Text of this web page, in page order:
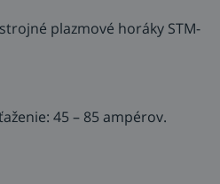
plazmové horáky STM-
45 – 85 ampérov.